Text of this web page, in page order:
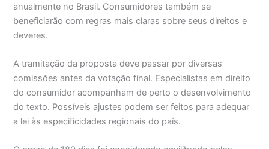
anualmente no Brasil. Consumidores também se
beneficiarão com regras mais claras sobre seus direitos e
deveres.
A tramitação da proposta deve passar por diversas
comissões antes da votação final. Especialistas em direito
do consumidor acompanham de perto o desenvolvimento
do texto. Possíveis ajustes podem ser feitos para adequar
a lei às especificidades regionais do país.